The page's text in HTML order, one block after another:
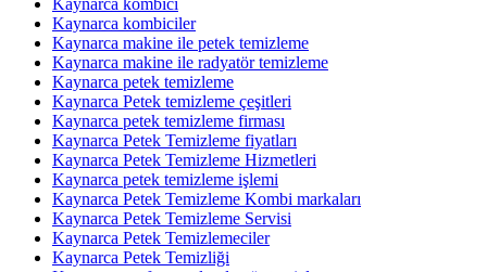
Kaynarca kombiciler
Kaynarca makine ile petek temizleme
Kaynarca makine ile radyatör temizleme
Kaynarca petek temizleme
Kaynarca Petek temizleme çeşitleri
Kaynarca petek temizleme firması
Kaynarca Petek Temizleme fiyatları
Kaynarca Petek Temizleme Hizmetleri
Kaynarca petek temizleme işlemi
Kaynarca Petek Temizleme Kombi markaları
Kaynarca Petek Temizleme Servisi
Kaynarca Petek Temizlemeciler
Kaynarca Petek Temizliği